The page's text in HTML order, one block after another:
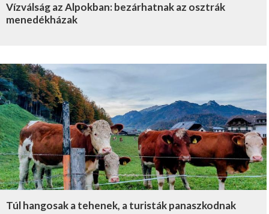
Vízválság az Alpokban: bezárhatnak az osztrák
menedékházak
Túl hangosak a tehenek, a turisták panaszkodnak